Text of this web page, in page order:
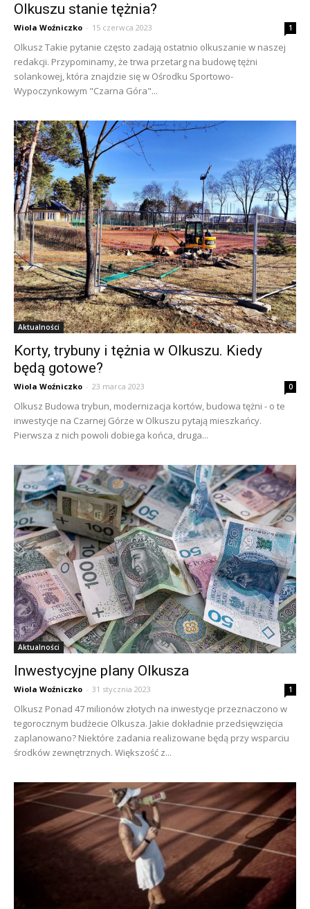
Olkuszu stanie tężnia?
Wiola Woźniczko - 15 czerwca 2023 1
Olkusz Takie pytanie często zadają ostatnio olkuszanie w naszej
redakcji. Przypominamy, że trwa przetarg na budowę tężni
solankowej, która znajdzie się w Ośrodku Sportowo-
Wypoczynkowym "Czarna Góra"...
Aktualności
Korty, trybuny i tężnia w Olkuszu. Kiedy
będą gotowe?
Wiola Woźniczko - 23 marca 2023 0
Olkusz Budowa trybun, modernizacja kortów, budowa tężni - o te
inwestycje na Czarnej Górze w Olkuszu pytają mieszkańcy.
Pierwsza z nich powoli dobiega końca, druga...
Aktualności
Inwestycyjne plany Olkusza
Wiola Woźniczko - 31 stycznia 2023 1
Olkusz Ponad 47 milionów złotych na inwestycje przeznaczono w
tegorocznym budżecie Olkusza. Jakie dokładnie przedsięwzięcia
zaplanowano? Niektóre zadania realizowane będą przy wsparciu
środków zewnętrznych. Większość z...